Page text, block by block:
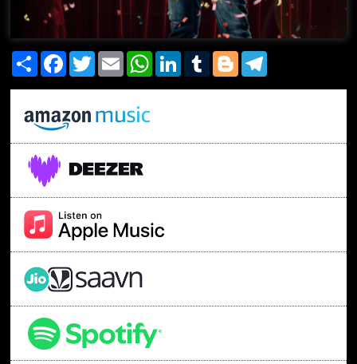
Share FacebookTwitterEmail WhatsAppLinkedInTumblrBlogger